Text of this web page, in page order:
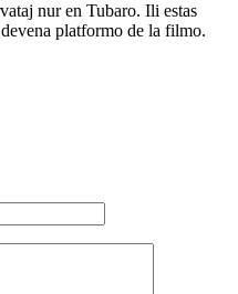
nur en Tubaro. Ili estas
platformo de la filmo.